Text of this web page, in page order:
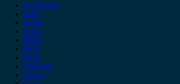
Alfa Romeo
Audi
Austin
Acura
BMW
BYD
Chery
Chevrolet
Citroen